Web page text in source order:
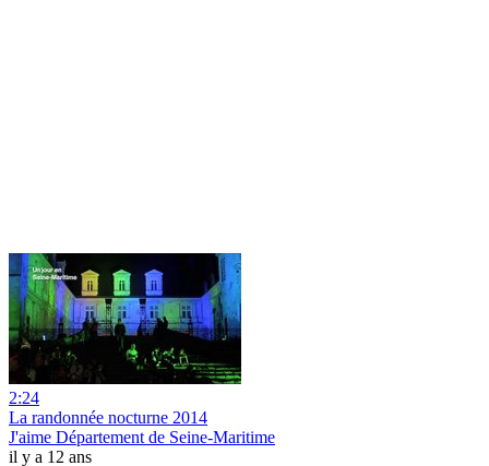
2:24
La randonnée nocturne 2014
J'aime Département de Seine-Maritime
il y a 12 ans